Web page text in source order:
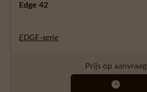
Edge 42
EDGE-serie
Prijs op aanvraag